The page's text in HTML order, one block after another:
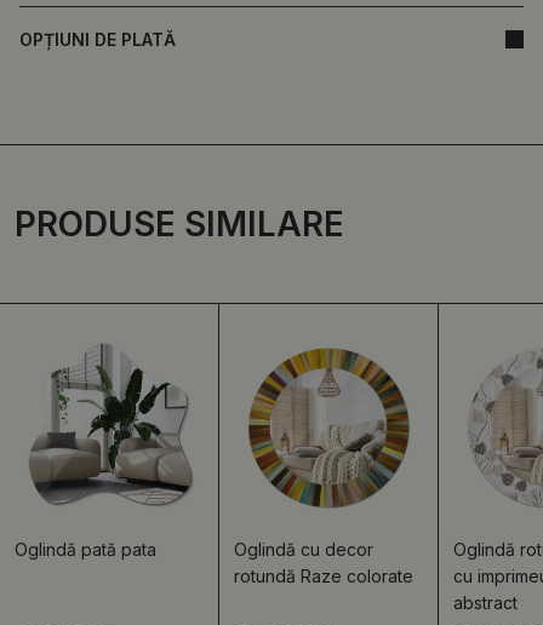
OPȚIUNI DE PLATĂ
PRODUSE SIMILARE
Oglindă pată pata
Oglindă cu decor
rotundă Raze colorate
Oglindă
cu
abstract